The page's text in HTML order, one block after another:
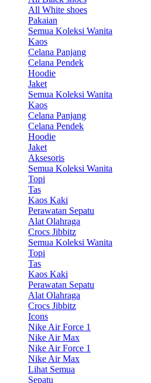
All White shoes
Pakaian
Semua Koleksi Wanita
Kaos
Celana Panjang
Celana Pendek
Hoodie
Jaket
Semua Koleksi Wanita
Kaos
Celana Panjang
Celana Pendek
Hoodie
Jaket
Aksesoris
Semua Koleksi Wanita
Topi
Tas
Kaos Kaki
Perawatan Sepatu
Alat Olahraga
Crocs Jibbitz
Semua Koleksi Wanita
Topi
Tas
Kaos Kaki
Perawatan Sepatu
Alat Olahraga
Crocs Jibbitz
Icons
Nike Air Force 1
Nike Air Max
Nike Air Force 1
Nike Air Max
Lihat Semua
Sepatu